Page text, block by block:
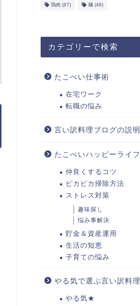
鶏肉 (87) 麺(48)
カテゴリーで検索
たこべい仕事術
在宅ワーク
転職の悩み
言い訳料理ブログの説明
たこべいハッピーライフ
仲良くするコツ
ピカピカ掃除方法
ストレス対策
趣味探し
悩み事解決
貯金＆資産運用
生活の知恵
子育ての悩み
やる気で選ぶ言い訳料理
やる気★